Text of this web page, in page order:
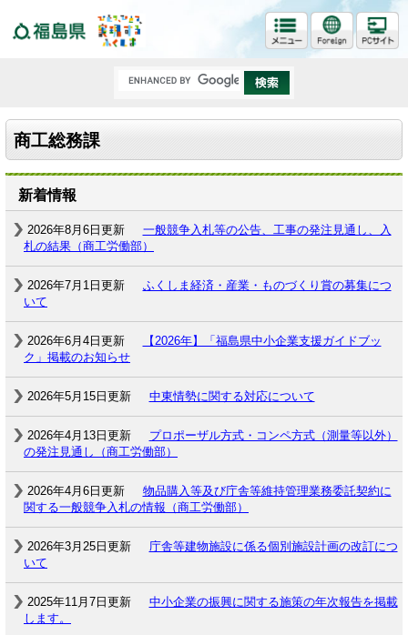
商工総務課
新着情報
2026年8月6日更新
一般競争入札等の公告、工事の発注見通し、入
札の結果（商工労働部）
2026年7月1日更新
ふくしま経済・産業・ものづくり賞の募集につ
いて
2026年6月4日更新
【2026年】「福島県中小企業支援ガイドブッ
ク」掲載のお知らせ
2026年5月15日更新 中東情勢に関する対応について
2026年4月13日更新
プロポーザル方式・コンペ方式（測量等以外）
の発注見通し（商工労働部）
2026年4月6日更新
物品購入等及び庁舎等維持管理業務委託契約に
関する一般競争入札の情報（商工労働部）
2026年3月25日更新
庁舎等建物施設に係る個別施設計画の改訂につ
いて
2025年11月7日更新
中小企業の振興に関する施策の年次報告を掲載
します。